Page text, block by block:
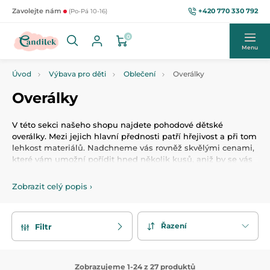
Zavolejte nám (Po-Pá 10-16) +420 770 330 792
0
Menu
Úvod Výbava pro děti Oblečení Overálky
Overálky
V této sekci našeho shopu najdete pohodové dětské
overálky. Mezi jejich hlavní přednosti patří hřejivost a při tom
lehkost materiálů. Nadchneme vás rovněž skvělými cenami,
které vám umožní pořídit hned několik kusů, aniž by se vás
můžou pořídit overálky pro kojence i trochu větší děti, pro
chlapečky i pro holčičky. Materiálem, který u tohoto oblečení
Zobrazit celý popis ›
Filtr Řazení
Zobrazujeme 1-24 z 27 produktů